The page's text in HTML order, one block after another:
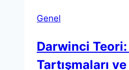
Genel
Darwinci
Tartışmaları